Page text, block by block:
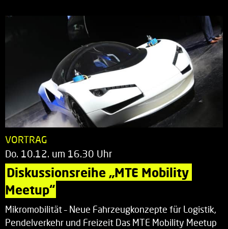
VORTRAG
Do. 10.12. um 16.30 Uhr
Diskussionsreihe „MTE Mobility
Meetup“
Mikromobilität – Neue Fahrzeugkonzepte für Logistik,
Pendelverkehr und Freizeit Das MTE Mobility Meetup